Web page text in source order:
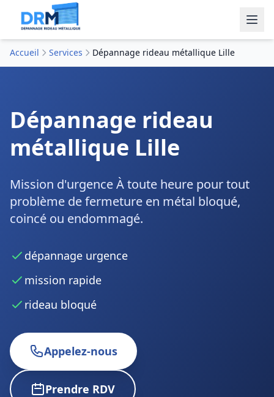
Accueil Services Dépannage rideau métallique Lille
Dépannage rideau
métallique Lille
Mission d'urgence À toute heure pour tout
problème de fermeture en métal bloqué,
coincé ou endommagé.
dépannage urgence
mission rapide
rideau bloqué
Appelez-nous
Prendre RDV